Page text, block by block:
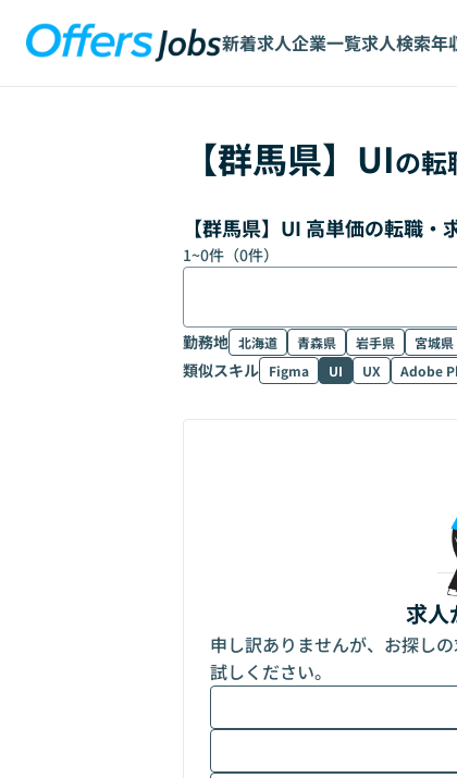
新着求人企業一覧求人検索年
【群馬県】 UIの転
【群馬県】UI 高単価の転職・
1~0件（0件）
勤務地 北海道 青森県 岩手県 宮城県
類似スキル Figma UI UX Adobe
求人
申し訳ありませんが、お探し
試しください。